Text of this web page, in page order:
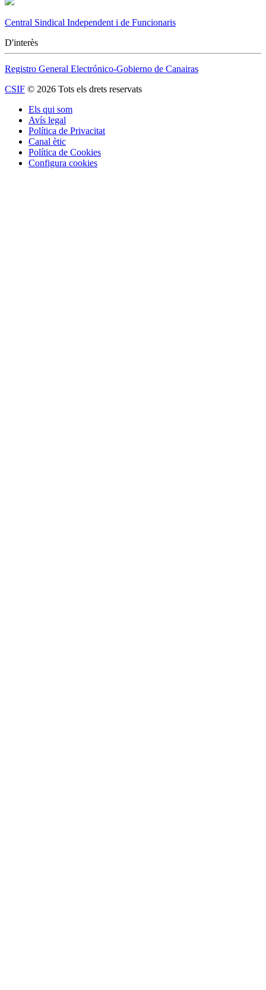
Central Sindical Independent i de Funcionaris
D'interès
Registro General Electrónico-Gobierno de Canairas
CSIF © 2026 Tots els drets reservats
Els qui som
Avís legal
Política de Privacitat
Canal ètic
Política de Cookies
Configura cookies